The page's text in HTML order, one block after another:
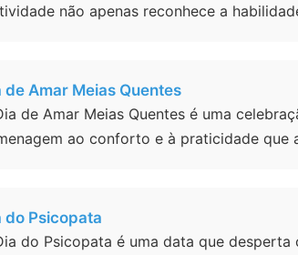
não apenas reconhece a
de Amar Meias Quentes
de Amar Meias Quentes é uma
ao conforto e à praticidade que
do Psicopata
do Psicopata é uma data que